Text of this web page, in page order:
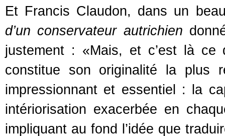
Et Francis Claudon, dans un
d’un conservateur autrichien
justement : «Mais, et c’est là ce
constitue son originalité la plus
impressionnant et essentiel : la
intériorisation exacerbée en
impliquant au fond l’idée que